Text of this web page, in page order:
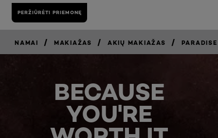
PERŽIŪRĖTI PRIEMONĘ
NAMAI / MAKIAŽAS / AKIŲ MAKIAŽAS / PARADISE
BECAUSE
YOU'RE